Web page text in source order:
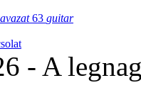
63 guitar
- A